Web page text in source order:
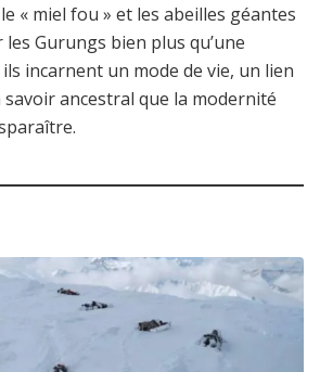
« miel fou » et les abeilles géantes
Gurungs bien plus qu’une
incarnent un mode de vie, un lien
ancestral que la modernité